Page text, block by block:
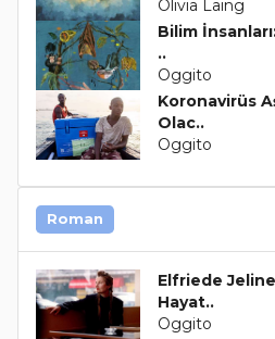
Olivia Laing
Bilim
..
Oggito
Koronavirüs
Olac..
Oggito
Roman
Elfriede
Hayat..
Oggito